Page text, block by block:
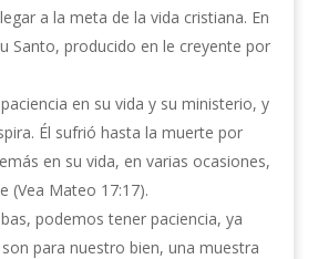
a la meta de la vida cristiana. En
Santo, producido en le creyente por
en su vida y su ministerio, y
Él sufrió hasta la muerte por
en su vida, en varias ocasiones,
(Vea Mateo 17:17).
podemos tener paciencia, ya
para nuestro bien, una muestra